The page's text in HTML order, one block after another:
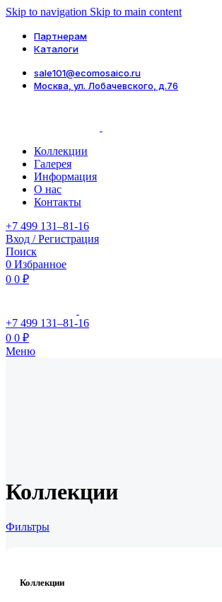
Skip to navigation Skip to main content
Партнерам
Каталоги
sale101@ecomosaico.ru
Москва, ул. Лобачевского, д.76
Коллекции
Галерея
Информация
О нас
Контакты
+7 499 131–81-16
Вход / Регистрация
Поиск
0 Избранное
0 0 ₽
+7 499 131–81-16
0 0 ₽
Меню
Коллекции
Фильтры
Коллекции